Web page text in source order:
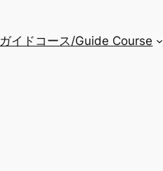
ガイドコース/Guide Course